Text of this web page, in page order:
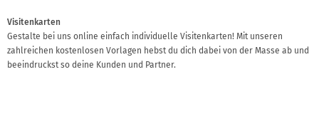
Visitenkarten
Gestalte bei uns online einfach individuelle Visitenkarten! Mit unseren
zahlreichen kostenlosen Vorlagen hebst du dich dabei von der Masse ab und
beeindruckst so deine Kunden und Partner.